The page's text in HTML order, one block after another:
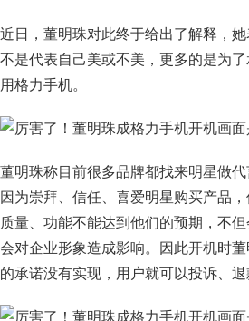
近日，董明珠对此终于给出了解释，
不是代表自己美或不美，更多的是为
用格力手机。
董明珠称目前很多品牌都找来明星做
因为崇拜、信任、喜爱明星购买产品
质量、功能不能达到他们的预期，不
会对企业形象造成影响。因此开机时
的承诺没有实现，用户就可以投诉、退